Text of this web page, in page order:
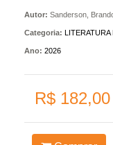
Autor: Sanderson,
Categoria: LITERATURA
Ano: 2026
R$ 182,00